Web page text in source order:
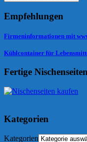
Empfehlungen
Firmeninformationen mit
Kühlcontainer für
Fertige Nischenseiten
Kategorien
Kategorien